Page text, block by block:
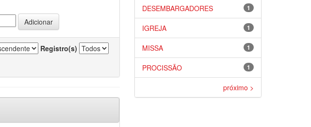
Registro(s)
1
DESEMBARGADORES
1
IGREJA
1
MISSA
1
PROCISSÃO
próximo >